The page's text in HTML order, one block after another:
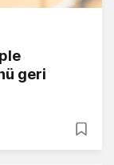
geri